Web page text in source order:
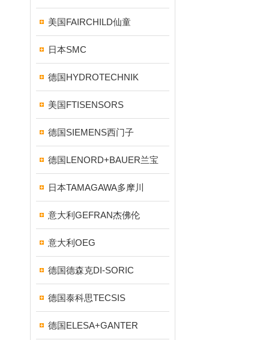
美国FAIRCHILD仙童
日本SMC
德国HYDROTECHNIK
美国FTISENSORS
德国SIEMENS西门子
德国LENORD+BAUER兰宝
日本TAMAGAWA多摩川
意大利GEFRAN杰佛伦
意大利OEG
德国德森克DI-SORIC
德国泰科思TECSIS
德国ELESA+GANTER